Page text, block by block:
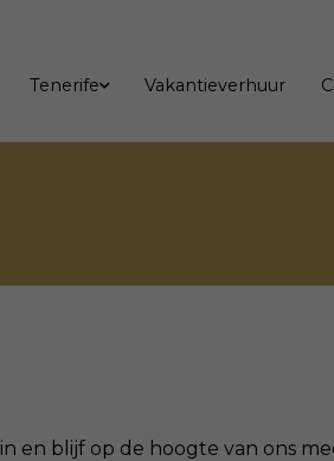
Tenerife Vakantieverhuur
en blijf op de hoogte van ons